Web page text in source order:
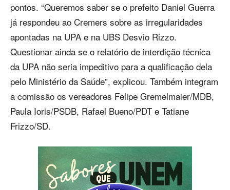
pontos. “Queremos saber se o prefeito Daniel Guerra
já respondeu ao Cremers sobre as irregularidades
apontadas na UPA e na UBS Desvio Rizzo.
Questionar ainda se o relatório de interdição técnica
da UPA não seria impeditivo para a qualificação dela
pelo Ministério da Saúde”, explicou. Também integram
a comissão os vereadores Felipe Gremelmaier/MDB,
Paula Ioris/PSDB, Rafael Bueno/PDT e Tatiane
Frizzo/SD.